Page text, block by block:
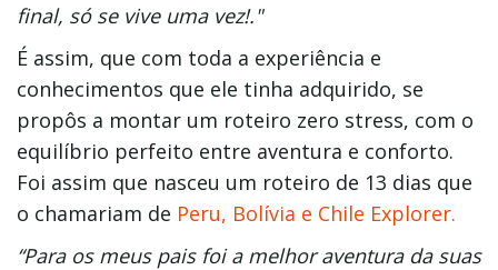
final, só se vive uma vez!."
É assim, que com toda a experiência e
conhecimentos que ele tinha adquirido, se
propôs a montar um roteiro zero stress, com o
equilíbrio perfeito entre aventura e conforto.
Foi assim que nasceu um roteiro de 13 dias que
o chamariam de Peru, Bolívia e Chile Explorer.
“Para os meus pais foi a melhor aventura da suas